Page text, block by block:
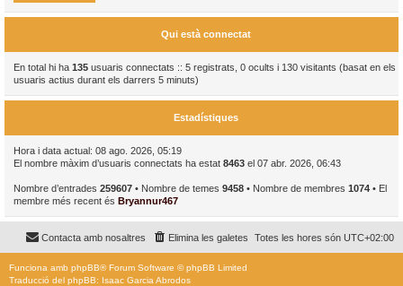
Qui està connectat
En total hi ha 135 usuaris connectats :: 5 registrats, 0 ocults i 130 visitants (basat en els
usuaris actius durant els darrers 5 minuts)
Estadístiques
Hora i data actual: 08 ago. 2026, 05:19
El nombre màxim d’usuaris connectats ha estat 8463 el 07 abr. 2026, 06:43
Nombre d’entrades 259607 • Nombre de temes 9458 • Nombre de membres 1074 • El
membre més recent és Bryannur467
Totes les hores són UTC+02:00
Elimina les galetes
Contacta amb nosaltres
Funciona amb phpBB® Forum Software © phpBB Limited
Traducció del phpBB: Isaac Garcia Abrodos